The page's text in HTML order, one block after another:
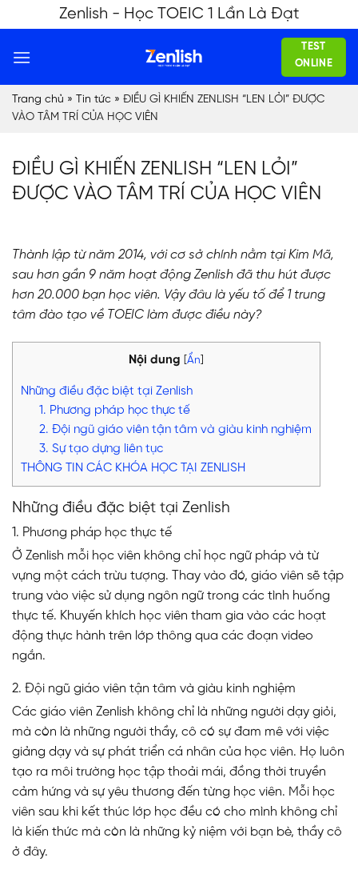
to
content
Zenlish - Học TOEIC 1 Lần Là Đạt
TEST
ONLINE
Trang chủ » Tin tức » ĐIỀU GÌ KHIẾN ZENLISH “LEN LỎI” ĐƯỢC
VÀO TÂM TRÍ CỦA HỌC VIÊN
ĐIỀU GÌ KHIẾN ZENLISH “LEN LỎI”
ĐƯỢC VÀO TÂM TRÍ CỦA HỌC VIÊN
Thành lập từ năm 2014, với cơ sở chính nằm tại Kim Mã,
sau hơn gần 9 năm hoạt động Zenlish đã thu hút được
hơn 20.000 bạn học viên. Vậy đâu là yếu tố để 1 trung
tâm đào tạo về TOEIC làm được điều này?
Nội dung Ẩn
Những điều đặc biệt tại Zenlish
1. Phương pháp học thực tế
2. Đội ngũ giáo viên tận tâm và giàu kinh nghiệm
3. Sự tạo dựng liên tục
THÔNG TIN CÁC KHÓA HỌC TẠI ZENLISH
Những điều đặc biệt tại Zenlish
1. Phương pháp học thực tế
Ở Zenlish mỗi học viên không chỉ học ngữ pháp và từ
vựng một cách trừu tượng. Thay vào đó, giáo viên sẽ tập
trung vào việc sử dụng ngôn ngữ trong các tình huống
thực tế. Khuyến khích học viên tham gia vào các hoạt
động thực hành trên lớp thông qua các đoạn video
ngắn.
2. Đội ngũ giáo viên tận tâm và giàu kinh nghiệm
Các giáo viên Zenlish không chỉ là những người dạy giỏi,
mà còn là những người thầy, cô có sự đam mê với việc
giảng dạy và sự phát triển cá nhân của học viên. Họ luôn
tạo ra môi trường học tập thoải mái, đồng thời truyền
cảm hứng và sự yêu thương đến từng học viên. Mỗi học
viên sau khi kết thúc lớp học đều có cho mình không chỉ
là kiến thức mà còn là những kỷ niệm với bạn bè, thầy cô
ở đây.